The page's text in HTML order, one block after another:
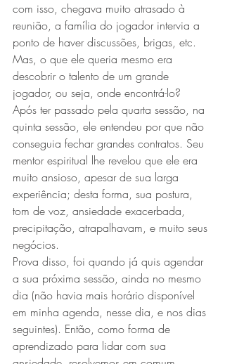
com isso, chegava muito atrasado à
reunião, a família do jogador intervia a
ponto de haver discussões, brigas, etc.
Mas, o que ele queria mesmo era
descobrir o talento de um grande
jogador, ou seja, onde encontrá-lo?
Após ter passado pela quarta sessão, na
quinta sessão, ele entendeu por que não
conseguia fechar grandes contratos. Seu
mentor espiritual lhe revelou que ele era
muito ansioso, apesar de sua larga
experiência; desta forma, sua postura,
tom de voz, ansiedade exacerbada,
precipitação, atrapalhavam, e muito seus
negócios.
Prova disso, foi quando já quis agendar
a sua próxima sessão, ainda no mesmo
dia (não havia mais horário disponível
em minha agenda, nesse dia, e nos dias
seguintes). Então, como forma de
aprendizado para lidar com sua